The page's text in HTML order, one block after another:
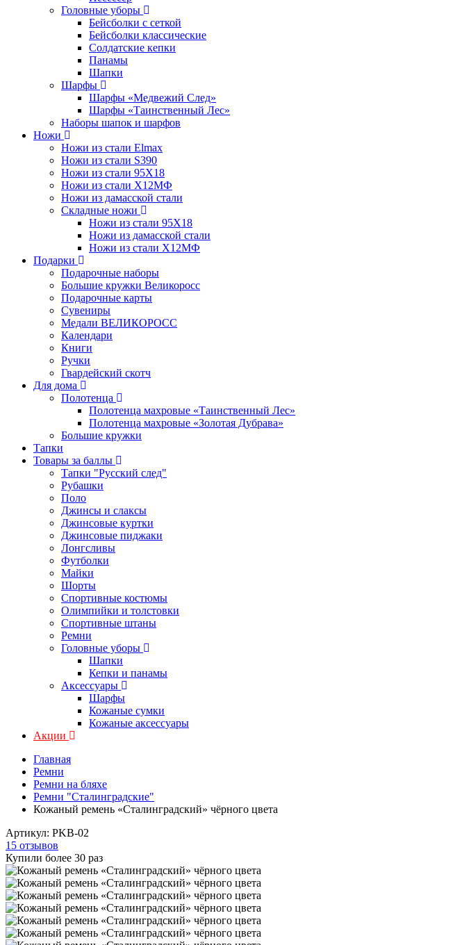
Головные уборы
Бейсболки с сеткой
Бейсболки классические
Солдатские кепки
Панамы
Шапки
Шарфы
Шарфы «Медвежий След»
Шарфы «Таинственный Лес»
Наборы шапок и шарфов
Ножи
Ножи из стали Elmax
Ножи из стали S390
Ножи из стали 95X18
Ножи из стали Х12МФ
Ножи из дамасской стали
Складные ножи
Ножи из стали 95X18
Ножи из дамасской стали
Ножи из стали Х12МФ
Подарки
Подарочные наборы
Большие кружки Великоросс
Подарочные карты
Сувениры
Медали ВЕЛИКОРОСС
Календари
Книги
Ручки
Гвардейский скотч
Для дома
Полотенца
Полотенца махровые «Таинственный Лес»
Полотенца махровые «Золотая Дубрава»
Большие кружки
Тапки
Товары за баллы
Тапки "Русский след"
Рубашки
Поло
Джинсы и слаксы
Джинсовые куртки
Джинсовые пиджаки
Лонгсливы
Футболки
Майки
Шорты
Спортивные костюмы
Олимпийки и толстовки
Спортивные штаны
Ремни
Головные уборы
Шапки
Кепки и панамы
Аксессуары
Шарфы
Кожаные сумки
Кожаные аксессуары
Акции
Главная
Ремни
Ремни на бляхе
Ремни "Сталинградские"
Кожаный ремень «Сталинградский» чёрного цвета
Артикул: PKB-02
15 отзывов
Купили более 30 раз